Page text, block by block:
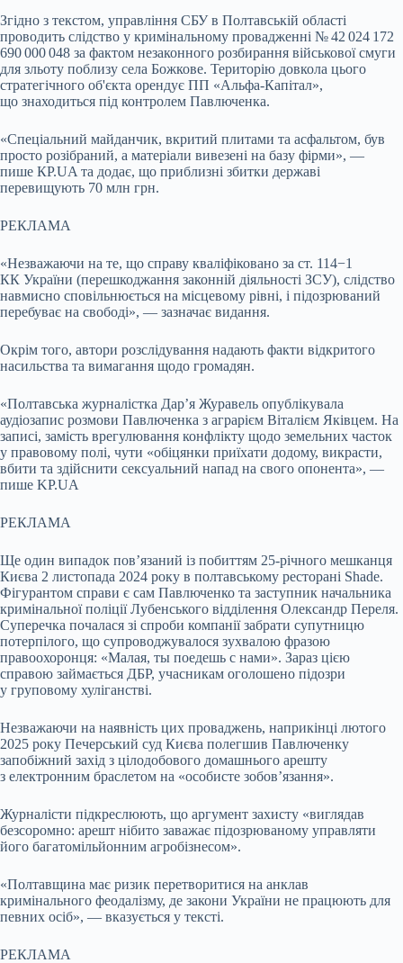
Згідно з текстом, управління СБУ в Полтавській області
проводить слідство у кримінальному провадженні № 42 024 172
690 000 048 за фактом незаконного розбирання військової смуги
для зльоту поблизу села Божкове. Територію довкола цього
стратегічного об'єкта орендує ПП «Альфа-Капітал»,
що знаходиться під контролем Павлюченка.
«Спеціальний майданчик, вкритий плитами та асфальтом, був
просто розібраний, а матеріали вивезені на базу фірми», —
пише КР.UA та додає, що приблизні збитки державі
перевищують 70 млн грн.
РЕКЛАМА
«Незважаючи на те, що справу кваліфіковано за ст. 114−1
КК України (перешкоджання законній діяльності ЗСУ), слідство
навмисно сповільнюється на місцевому рівні, і підозрюваний
перебуває на свободі», — зазначає видання.
Окрім того, автори розслідування надають факти відкритого
насильства та вимагання щодо громадян.
«Полтавська журналістка Дар’я Журавель опублікувала
аудіозапис розмови Павлюченка з аграрієм Віталієм Яківцем. На
записі, замість врегулювання конфлікту щодо земельних часток
у правовому полі, чути «обіцянки приїхати додому, викрасти,
вбити та здійснити сексуальний напад на свого опонента», —
пише KP.UA
РЕКЛАМА
Ще один випадок пов’язаний із побиттям 25-річного мешканця
Києва 2 листопада 2024 року в полтавському ресторані Shade.
Фігурантом справи є сам Павлюченко та заступник начальника
кримінальної поліції Лубенського відділення Олександр Переля.
Суперечка почалася зі спроби компанії забрати супутницю
потерпілого, що супроводжувалося зухвалою фразою
правоохоронця: «Малая, ты поедешь с нами». Зараз цією
справою займається ДБР, учасникам оголошено підозри
у груповому хуліганстві.
Незважаючи на наявність цих проваджень, наприкінці лютого
2025 року Печерський суд Києва полегшив Павлюченку
запобіжний захід з цілодобового домашнього арешту
з електронним браслетом на «особисте зобов’язання».
Журналісти підкреслюють, що аргумент захисту «виглядав
безсоромно: арешт нібито заважає підозрюваному управляти
його багатомільйонним агробізнесом».
«Полтавщина має ризик перетворитися на анклав
кримінального феодалізму, де закони України не працюють для
певних осіб», — вказується у тексті.
РЕКЛАМА